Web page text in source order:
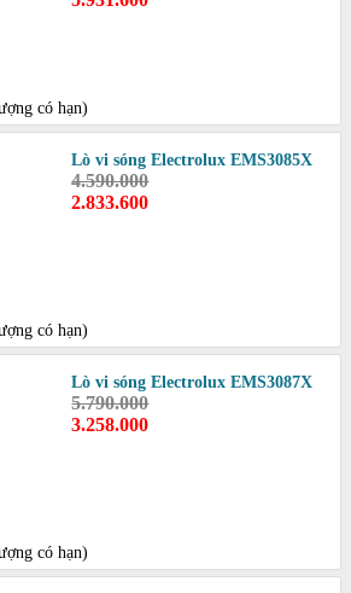
có hạn)
Lò vi sóng Electrolux EMS3085X
4.590.000
2.833.600
có hạn)
Lò vi sóng Electrolux EMS3087X
5.790.000
3.258.000
có hạn)